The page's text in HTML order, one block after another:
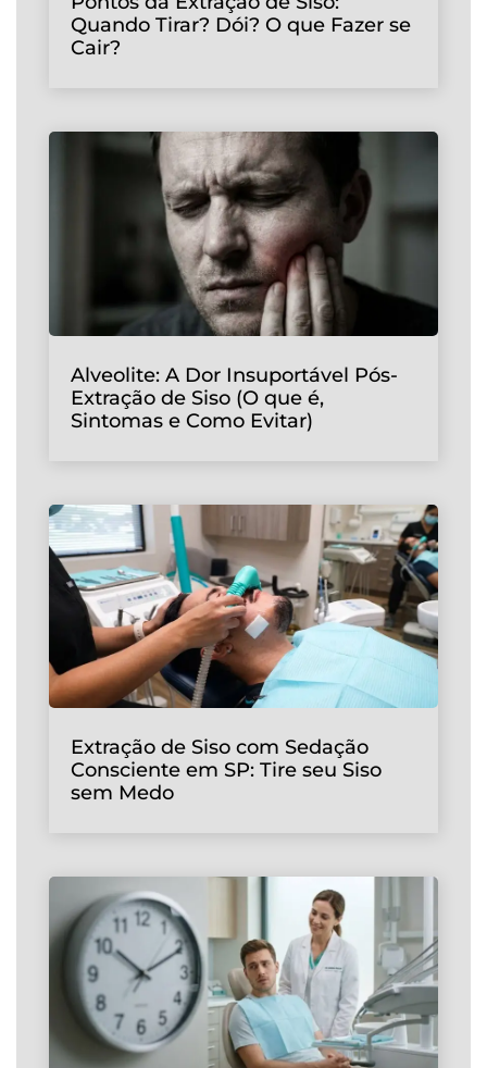
Quando Tirar? Dói? O que Fazer se
Cair?
Alveolite: A Dor Insuportável Pós-
Extração de Siso (O que é,
Sintomas e Como Evitar)
Extração de Siso com Sedação
Consciente em SP: Tire seu Siso
sem Medo